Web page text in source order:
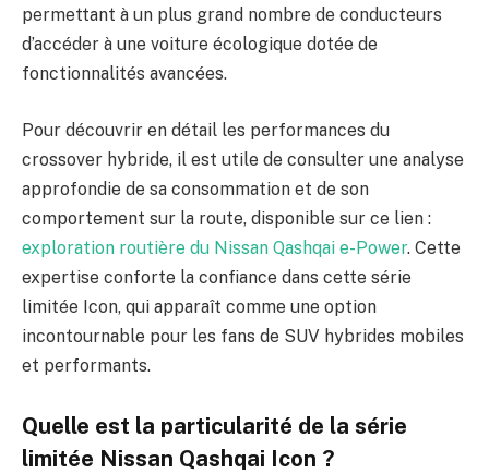
permettant à un plus grand nombre de conducteurs
d’accéder à une voiture écologique dotée de
fonctionnalités avancées.
Pour découvrir en détail les performances du
crossover hybride, il est utile de consulter une analyse
approfondie de sa consommation et de son
comportement sur la route, disponible sur ce lien :
exploration routière du Nissan Qashqai e-Power. Cette
expertise conforte la confiance dans cette série
limitée Icon, qui apparaît comme une option
incontournable pour les fans de SUV hybrides mobiles
et performants.
Quelle est la particularité de la série
limitée Nissan Qashqai Icon ?